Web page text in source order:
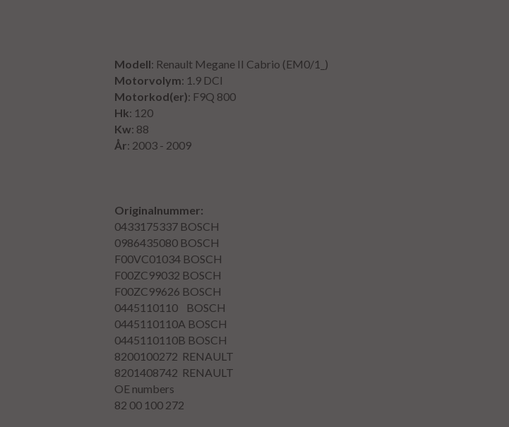
Modell: Renault Megane II Cabrio (EM0/1_)
Motorvolym: 1.9 DCI
Motorkod(er): F9Q 800
Hk: 120
Kw: 88
År: 2003 - 2009
Originalnummer:
0433175337 BOSCH
0986435080 BOSCH
F00VC01034 BOSCH
F00ZC99032 BOSCH
F00ZC99626 BOSCH
0445110110
BOSCH
0445110110A BOSCH
0445110110B BOSCH
8200100272 RENAULT
8201408742 RENAULT
OE numbers
82 00 100 272